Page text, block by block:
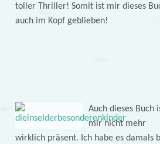
toller Thriller! Somit ist mir dieses
auch im Kopf geblieben!
Auch dieses Buch
mir nicht mehr
wirklich präsent. Ich habe es damals